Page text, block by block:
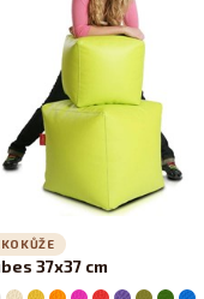
37x37 cm